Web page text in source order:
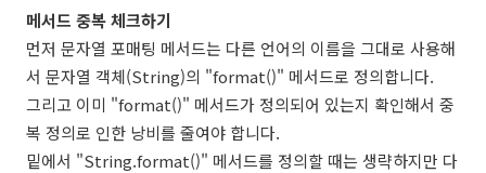
메서드 중복 체크하기
먼저 문자열 포매팅 메서드는 다른 언어의 이름을 그대로 사용해
서 문자열 객체(String)의 "format()" 메서드로 정의합니다.
그리고 이미 "format()" 메서드가 정의되어 있는지 확인해서 중
복 정의로 인한 낭비를 줄여야 합니다.
밑에서 "String.format()" 메서드를 정의할 때는 생략하지만 다